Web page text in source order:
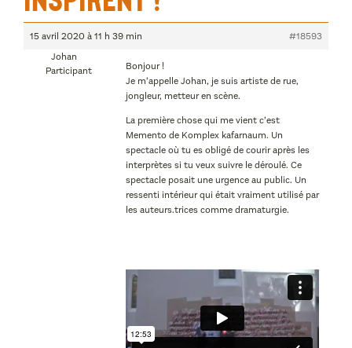
15 avril 2020 à 11 h 39 min
#18593
Johan
Participant
Bonjour !
Je m’appelle Johan, je suis artiste de rue,
jongleur, metteur en scène.
La première chose qui me vient c’est
Memento de Komplex kafarnaum. Un
spectacle où tu es obligé de courir après les
interprètes si tu veux suivre le déroulé. Ce
spectacle posait une urgence au public. Un
ressenti intérieur qui était vraiment utilisé par
les auteurs.trices comme dramaturgie.